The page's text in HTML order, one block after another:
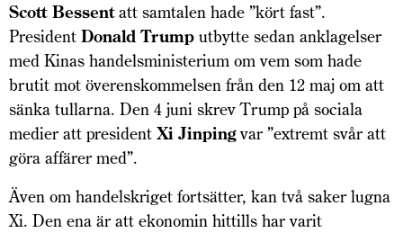
Scott Bessentatt samtalen hade ”kört fast”.
President Donald Trump utbytte sedan anklagelser
med Kinas handelsministerium om vem som hade
brutit mot överenskommelsen från den 12 maj om att
sänka tullarna. Den 4 juni skrev Trump på sociala
medier att president Xi Jinpingvar ”extremt svår att
göra affärer med”.
Även om handelskriget fortsätter, kan två saker lugna
Xi. Den ena är att ekonomin hittills har varit